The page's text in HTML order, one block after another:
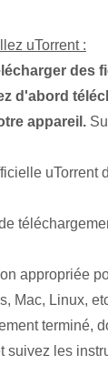
uTorrent :
des
d'abord
appareil.
uTorrent
appropriée
Mac, Linux,
terminé,
suivez les